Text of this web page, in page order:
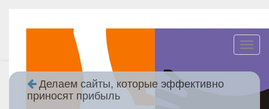
Делаем сайты, которые эффективно
приносят прибыль